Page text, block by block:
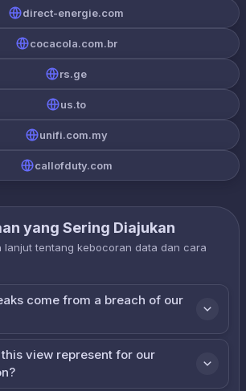
direct-energie.com
cocacola.com.br
rs.ge
us.to
unifi.com.my
callofduty.com
yang Sering Diajukan
lanjut tentang kebocoran data dan cara
come from a breach of our
view represent for our